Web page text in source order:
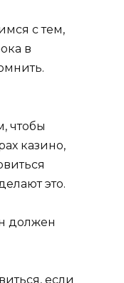
с тем,
в
чтобы
казино,
это.
должен
если